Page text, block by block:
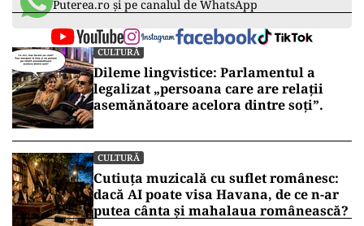
Puterea.ro și pe canalul de WhatsApp
CULTURĂ
Dileme lingvistice: Parlamentul a
legalizat „persoana care are relații
asemănătoare acelora dintre soți”.
CULTURĂ
Cutiuța muzicală cu suflet românesc:
dacă AI poate visa Havana, de ce n-ar
putea cânta și mahalaua românească?